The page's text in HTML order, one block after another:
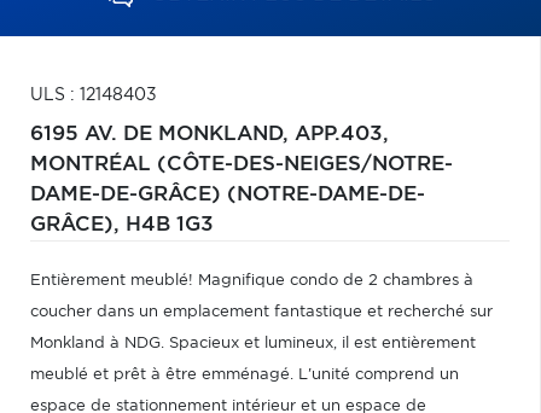
ULS : 12148403
6195 AV. DE MONKLAND, APP.403,
MONTRÉAL (CÔTE-DES-NEIGES/NOTRE-
DAME-DE-GRÂCE) (NOTRE-DAME-DE-
GRÂCE), H4B 1G3
Entièrement meublé! Magnifique condo de 2 chambres à
coucher dans un emplacement fantastique et recherché sur
Monkland à NDG. Spacieux et lumineux, il est entièrement
meublé et prêt à être emménagé. L'unité comprend un
espace de stationnement intérieur et un espace de